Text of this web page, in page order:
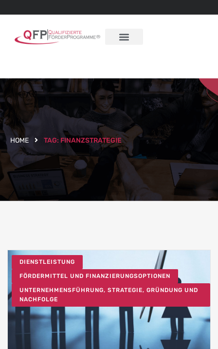
HOME TAG: FINANZSTRATEGIE
DIENSTLEISTUNG
FÖRDERMITTEL UND FINANZIERUNGSOPTIONEN
UNTERNEHMENSFÜHRUNG, STRATEGIE, GRÜNDUNG UND
NACHFOLGE